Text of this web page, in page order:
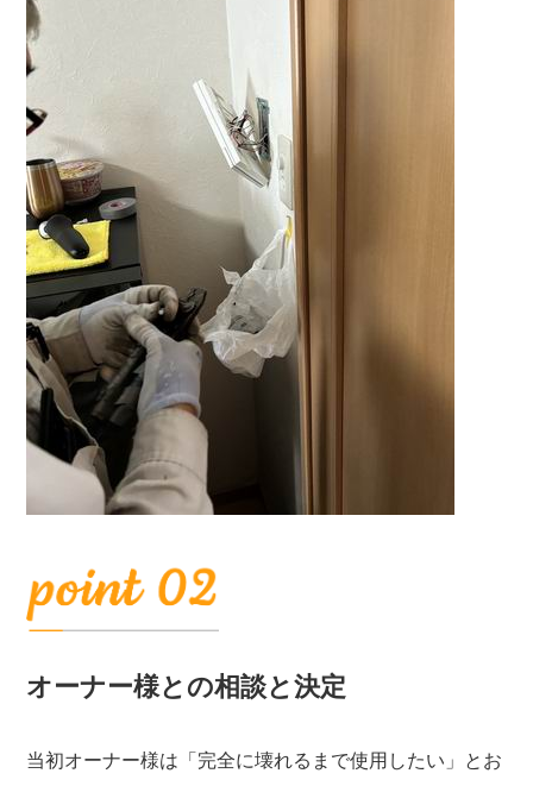
オーナー様との相談と決定
当初オーナー様は「完全に壊れるまで使用したい」とお